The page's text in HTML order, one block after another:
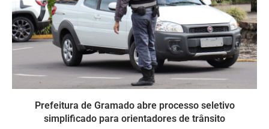
Prefeitura de Gramado abre processo seletivo
simplificado para orientadores de trânsito